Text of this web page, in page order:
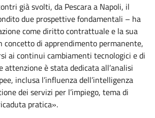
già svolti, da Pescara a Napoli, il
due prospettive fondamentali – ha
come diritto contrattuale e la sua
concetto di apprendimento permanente,
ai continui cambiamenti tecnologici e di
attenzione è stata dedicata all’analisi
inclusa l’influenza dell’intelligenza
dei servizi per l’impiego, tema di
pratica».